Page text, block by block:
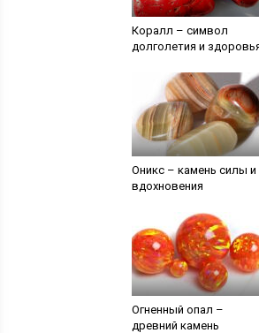
Коралл – символ
долголетия и
Оникс – камень силы и
вдохновения
Огненный опал –
древний камень